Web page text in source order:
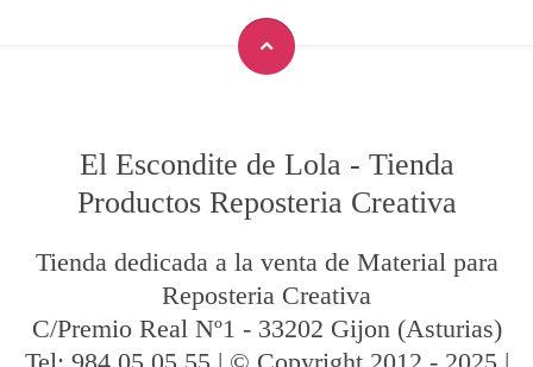
El Escondite de Lola - Tienda
Productos Reposteria Creativa
Tienda dedicada a la venta de Material para
Reposteria Creativa
C/Premio Real Nº1 - 33202 Gijon (Asturias)